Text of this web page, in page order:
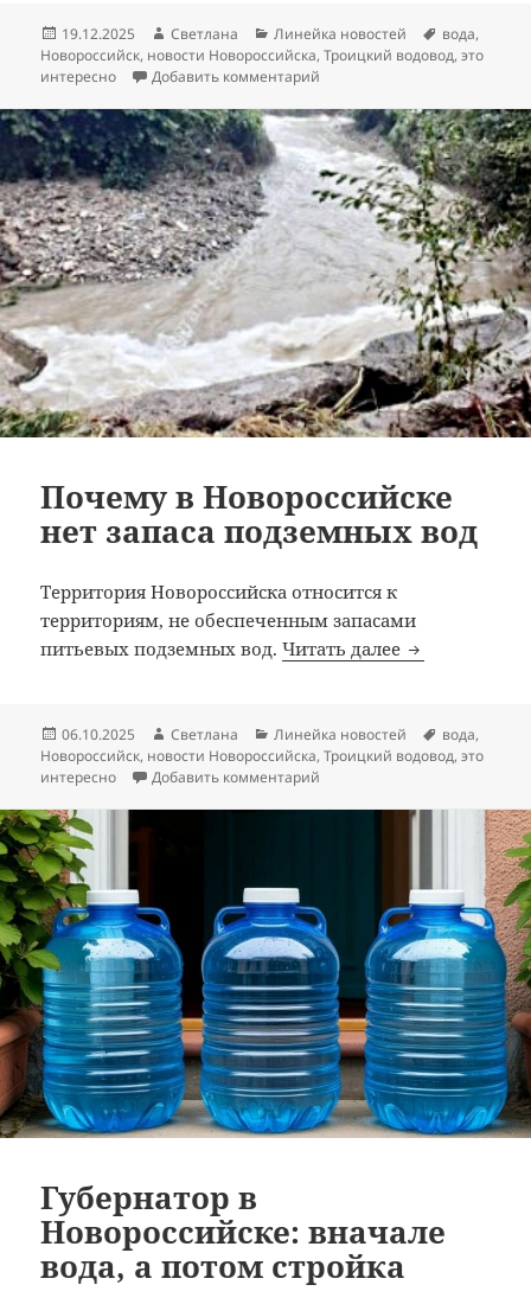
Опубликовано
19.12.2025 Автор
Светлана Рубрики
Линейка новостей Метки
вода,
Новороссийск, новости Новороссийска,Троицкий водовод,это
интересно
Добавить комментарий
Почему в Новороссийске
нет запаса подземных вод
Территория Новороссийска относится к
территориям, не обеспеченным запасами
питьевых подземных вод.Читать далее Почему в
Опубликовано
06.10.2025 Автор
Светлана Рубрики
Линейка новостей Метки
вода,
Новороссийск, новости Новороссийска,Троицкий водовод,это
интересно
Добавить комментарий
Губернатор в
Новороссийске: вначале
вода, а потом стройка